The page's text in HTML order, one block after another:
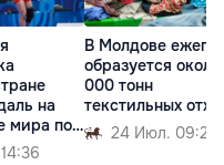
на
мира по
В Молдове
образуется
000 тонн
текстильных
24 Июл. 09:25